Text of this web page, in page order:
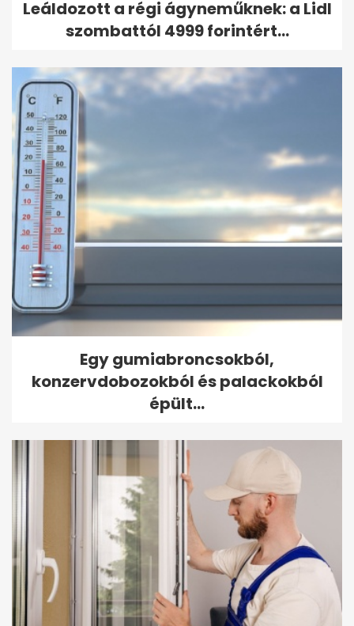
Leáldozott a régi ágyneműknek: a Lidl
szombattól 4999 forintért...
Egy gumiabroncsokból,
konzervdobozokból és palackokból
épült...